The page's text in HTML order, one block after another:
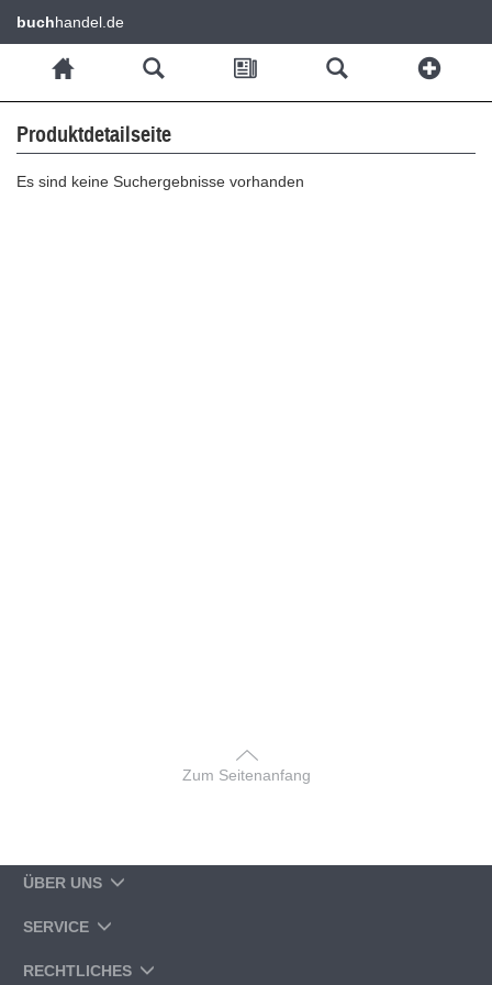
buchhandel.de
Produktdetailseite
Es sind keine Suchergebnisse vorhanden
Zum Seitenanfang
ÜBER UNS
SERVICE
RECHTLICHES